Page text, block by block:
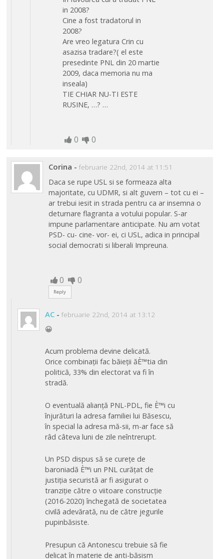
in 2008?
Cine a fost tradatorul in
2008?
Are vreo legatura Crin cu
asazisa tradare?( el este
presedinte PNL din 20 martie
2009, daca memoria nu ma
inseala)
TIE CHIAR NU-TI ESTE
RUSINE, …? …
0 0
Corina - februarie 22nd, 2014 at 11:51
Daca se rupe USL si se formeaza alta
majoritate, cu UDMR, si alt guvern – tot cu ei –
ar trebui iesit in strada pentru ca ar insemna o
deturnare flagranta a votului popular. S-ar
impune parlamentare anticipate. Nu am votat
PSD- cu- cine- vor- ei, ci USL, adica in principal
social democrati si liberali Impreuna.
0 0
Reply
AC - februarie 22nd, 2014 at 13:12
😀
Acum problema devine delicată.
Orice combinații fac băieții ăÈ™tia din
politică, 33% din electorat va fi în
stradă.
O eventuală alianță PNL-PDL, fie È™i cu
înjurături la adresa familiei lui Băsescu,
în special la adresa mă-sii, m-ar face să
râd câteva luni de zile neîntrerupt.
Un PSD dispus să se curețe de
baroniadă È™i un PNL curățat de
justiția securistă ar fi asigurat o
tranziție către o viitoare construcție
(2016-2020) închegată de societatea
civilă adevărată, nu de către jegurile
pupinbăsiste.
Presupun că Antonescu trebuie să fie
delicat în materie de anti-băsism